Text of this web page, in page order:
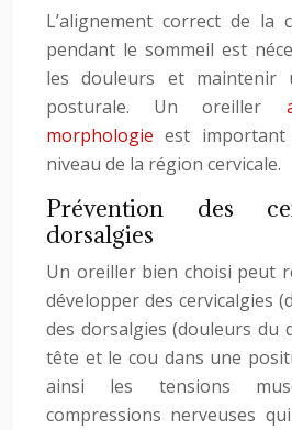
L’alignement correct de la
pendant le sommeil est
les douleurs et maintenir
posturale. Un oreiller
morphologie est
niveau de la région cervicale.
Prévention des
dorsalgies
Un oreiller bien choisi peut
développer des cervicalgies
des dorsalgies (douleurs du
tête et le cou dans une
ainsi les tensions
compressions nerveuses